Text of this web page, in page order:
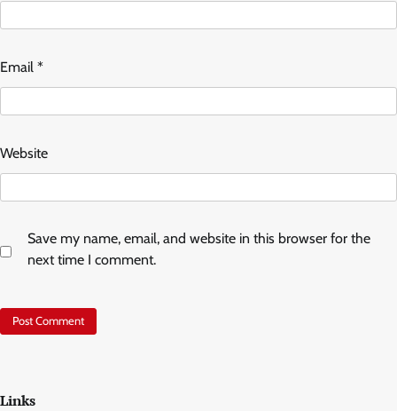
Email *
Website
Save my name, email, and website in this browser for the
next time I comment.
Links